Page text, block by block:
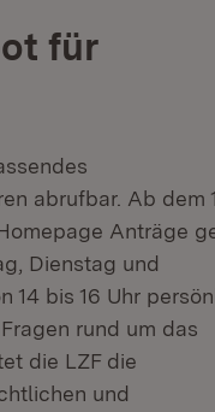
für
neuem Fenster)
abrufbar. Ab dem 1.
Anträge
Dienstag und
14 bis 16 Uhr
rund um das
die LZF die
und